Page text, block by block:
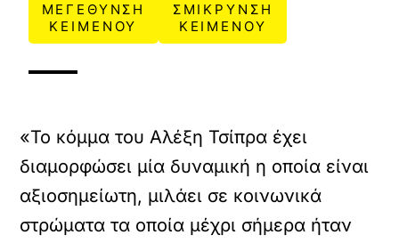
ΜΕΓΕΘΥΝΣΗ
ΚΕΙΜΕΝΟΥ
ΣΜΙΚΡΥΝΣΗ
ΚΕΙΜΕΝΟΥ
«Το κόμμα του Αλέξη Τσίπρα έχει
διαμορφώσει μία δυναμική η οποία είναι
αξιοσημείωτη, μιλάει σε κοινωνικά
στρώματα τα οποία μέχρι σήμερα ήταν